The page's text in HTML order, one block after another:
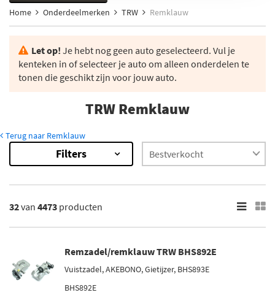
Home
Onderdeelmerken TRW Remklauw
Let op! Je hebt nog geen auto geselecteerd. Vul je
kenteken in of selecteer je auto om alleen onderdelen te
tonen die geschikt zijn voor jouw auto.
TRW Remklauw
Terug naar Remklauw
Resultaten
×
Remzadel/remklauw (3885)
Remklauwhouderset (561)
Geleidebout, remklauw (19)
Ashoes, remklauwgeleiding (8)
Filters
32van 4473 producten
Remzadel/remklauw TRW BHS892E
Vuistzadel, AKEBONO, Gietijzer, BHS893E
BHS892E